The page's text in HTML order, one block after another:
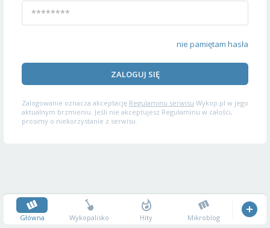
nie pamiętam hasła
ZALOGUJ SIĘ
Zalogowanie oznacza akceptację Regulaminu serwisu Wykop.pl w jego
aktualnym brzmieniu. Jeśli nie akceptujesz Regulaminu w całości,
prosimy o niekorzystanie z serwisu.
Główna Wykopalisko Hity Mikroblog